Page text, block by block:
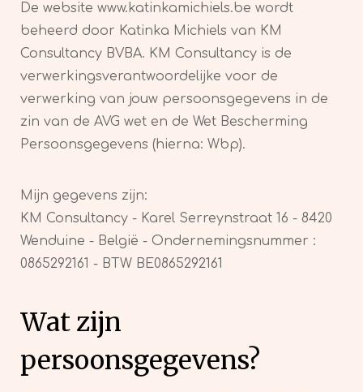
De website www.katinkamichiels.be wordt
beheerd door Katinka Michiels van KM
Consultancy BVBA. KM Consultancy is de
verwerkingsverantwoordelijke voor de
verwerking van jouw persoonsgegevens in de
zin van de AVG wet en de Wet Bescherming
Persoonsgegevens (hierna: Wbp).
Mijn gegevens zijn:
KM Consultancy - Karel Serreynstraat 16 - 8420
Wenduine - België - Ondernemingsnummer :
0865292161 - BTW BE0865292161
Wat zijn
persoonsgegevens?